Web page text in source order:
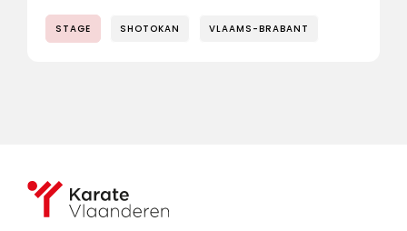
STAGE SHOTOKAN VLAAMS-BRABANT